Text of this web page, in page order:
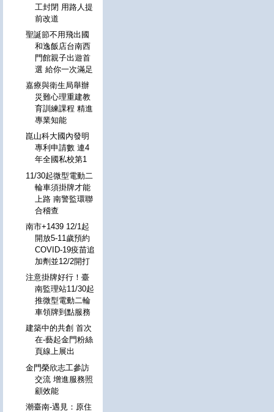
工封閉 用路人提
前改道
聖誕節不用飛出國
和逸飯店台南西
門館親子出遊首
選 給你一次滿足
嘉療與衛生局舉辦
災難心理重建教
育訓練課程 精進
專業知能
崑山科大國內發明
專利申請數 連4
年全國私校第1
11/30起微型電動二
輪車須掛牌才能
上路 南警監環聯
合稽查
南市+1439 12/1起
開放5-11歲預約
COVID-19疫苗追
加劑並12/2開打
注意掛牌好行！臺
南監理站11/30起
推微型電動二輪
車領牌到點服務
建築中的共創 首次
在-藝起金門粉絲
頁線上展出
金門榮欣志工參訪
交流 增進服務照
顧效能
潮臺南-遇見：原住